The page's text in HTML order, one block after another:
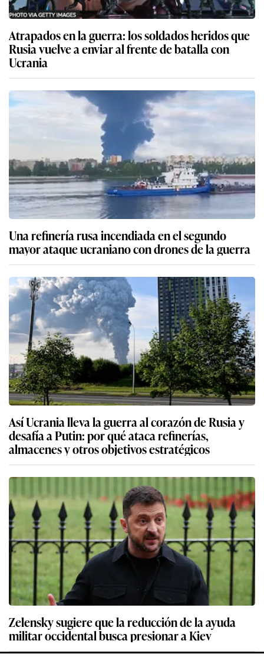
Atrapados en la guerra: los soldados heridos que
Rusia vuelve a enviar al frente de batalla con
Ucrania
Una refinería rusa incendiada en el segundo
mayor ataque ucraniano con drones de la guerra
Así Ucrania lleva la guerra al corazón de Rusia y
desafía a Putin: por qué ataca refinerías,
almacenes y otros objetivos estratégicos
Zelensky sugiere que la reducción de la ayuda
militar occidental busca presionar a Kiev